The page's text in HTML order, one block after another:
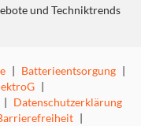
und Techniktrends
| Batterieentsorgung |
|
| Datenschutzerklärung
|